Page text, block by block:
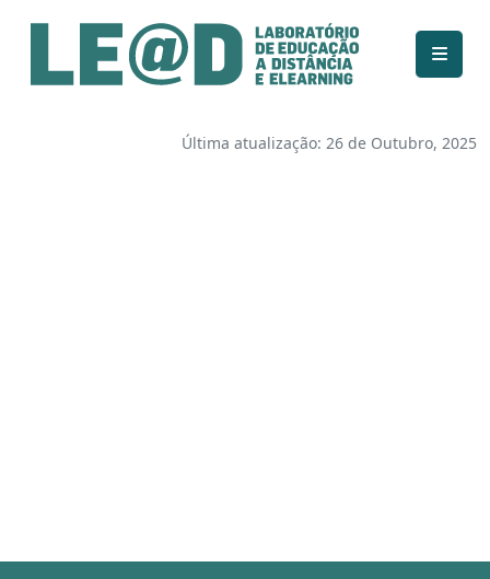
Ir para o conteúdo principal
Informações de acessibilidade
Mapa do site
Última atualização: 26 de Outubro, 2025